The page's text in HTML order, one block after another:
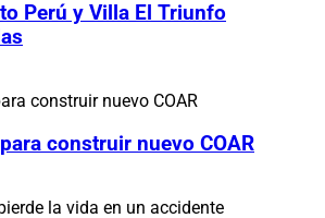
Perú y Villa El Triunfo
construir nuevo COAR